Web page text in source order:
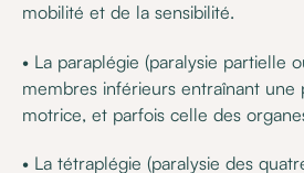
mobilité et de la sensibilité.
• La paraplégie (paralysie partielle
membres inférieurs entraînant une
motrice, et parfois celle des
• La tétraplégie (paralysie des